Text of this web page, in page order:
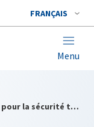
FRANÇAIS
Menu
Secrétaire général : « Un moment crucial pour la sécurité transatlantique »